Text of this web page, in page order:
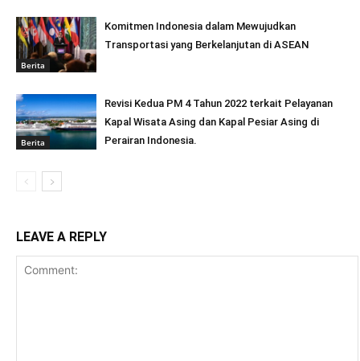
Berita
Komitmen Indonesia dalam Mewujudkan
Transportasi yang Berkelanjutan di ASEAN
Berita
Revisi Kedua PM 4 Tahun 2022 terkait Pelayanan
Kapal Wisata Asing dan Kapal Pesiar Asing di
Perairan Indonesia.
LEAVE A REPLY